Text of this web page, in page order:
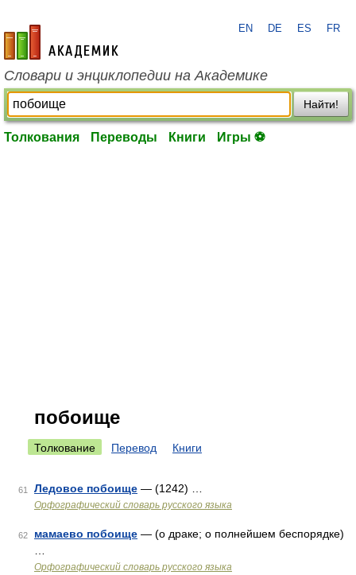
academic.ru
EN DE ES FR
Словари и энциклопедии на Академике
Найти!
Толкования Переводы Книги Игры ⚽
побоище
Толкование Перевод Книги
61 Ледовое побоище — (1242) …
Орфографический словарь русского языка
62 мамаево побоище — (о драке; о полнейшем беспорядке)
Орфографический словарь русского языка